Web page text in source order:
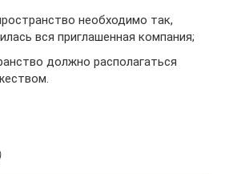
необходимо так,
вся приглашенная компания;
должно располагаться
)